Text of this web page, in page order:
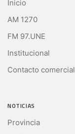
Inicio
AM 1270
FM 97.UNE
Institucional
Contacto comercial
NOTICIAS
Provincia